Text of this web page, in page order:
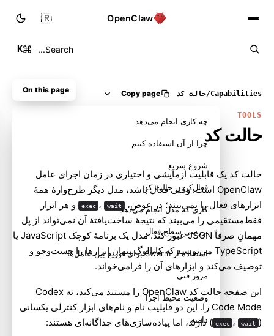
OpenClaw
Search...
K
🇮🇷
Capabilities
/حالت کد Copy page
TOOLS
حالت کد
حالت کد یک قابلیت آزمایشی و اختیاری در زمان اجرای عامل
OpenClaw است. وقتی فعال باشد، مدل دیگر طرح‌وارهٔ همهٔ
ابزارهای فعال را نمی‌بیند؛ در عوض،
exec ، wait
و هر ابزار
فقط‌مستقیمی را می‌بیند که نتیجهٔ ساخت‌یافتهٔ آن نمی‌تواند از پل
مهمانِ صرفاً JSON عبور کند. مدل یک برنامهٔ کوچک JavaScript یا
TypeScript می‌نویسد که کاتالوگ پنهان ابزارها را جست‌وجو و
توصیف می‌کند و ابزارهای آن را فرامی‌خواند.
این صفحه حالت کد OpenClaw را مستند می‌کند، نه Codex
Code Mode را. این دو قابلیت نام و نام‌های ابزار کنترلی یکسانی
(
exec ، wait ) دارند، اما پیاده‌سازی‌های جداگانه‌ای هستند:
On this page
چه کاری انجام می‌دهد
چرا از آن استفاده کنیم
شروع سریع
فعال‌کردن حالت کد
کاری که مدل انجام می‌دهد
بررسی سطح فعال
استفاده از Swarm برای توزیع بین عامل‌ها
مرور فنی
وضعیت محیط اجرا
دامنه